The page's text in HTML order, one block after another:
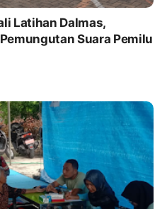
Latihan Dalmas,
Suara Pemilu